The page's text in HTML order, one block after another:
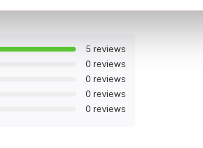
5 reviews
0 reviews
0 reviews
0 reviews
0 reviews